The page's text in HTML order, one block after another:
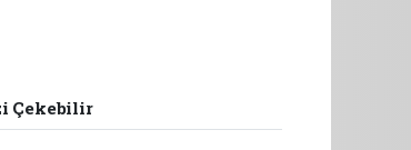
Çekebilir